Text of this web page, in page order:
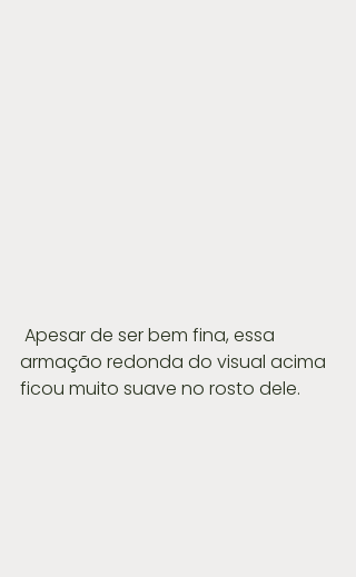
armação redonda do visual acima
ficou muito suave no rosto dele.